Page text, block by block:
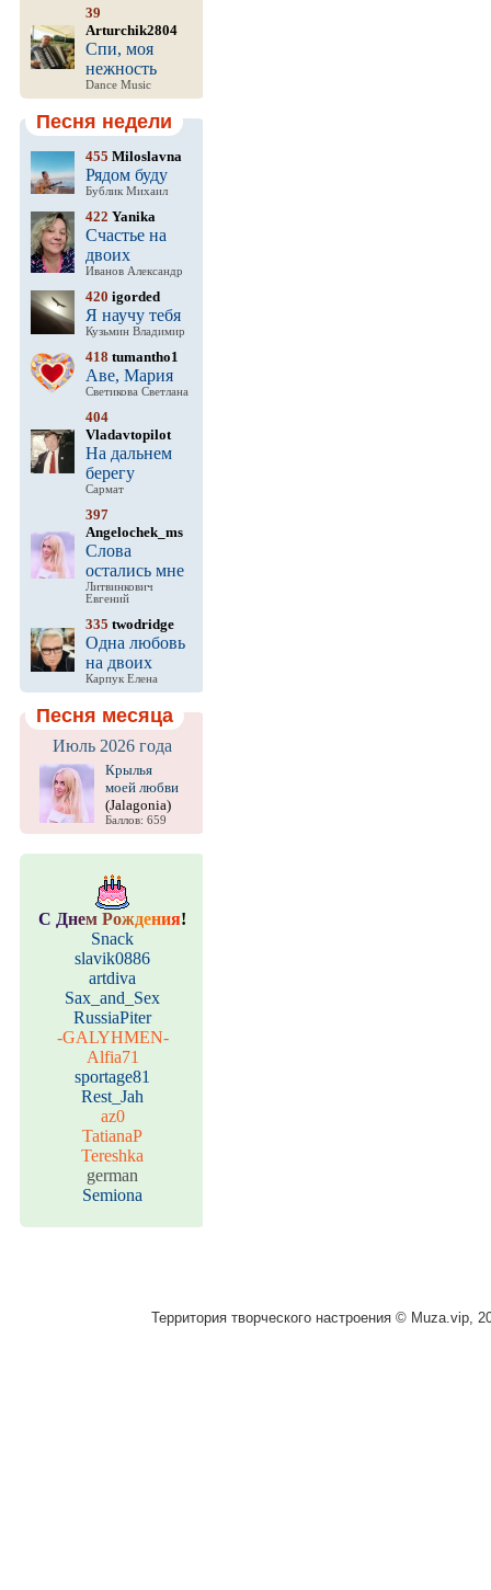
39
Arturchik2804
Спи, моя
нежность
Dance Music
Песня недели
455 Miloslavna
Рядом буду
Бублик Михаил
422 Yanika
Счастье на
двоих
Иванов Александр
420 igorded
Я научу тебя
Кузьмин Владимир
418 tumantho1
Аве, Мария
Светикова Светлана
404
Vladavtopilot
На дальнем
берегу
Сармат
397
Angelochek_ms
Слова
остались мне
Литвинкович
Евгений
335 twodridge
Одна любовь
на двоих
Карпук Елена
Песня месяца
Июль 2026 года
Крылья
моей любви
(Jalagonia)
Баллов: 659
С Днем Рождения!
Snack
slavik0886
artdiva
Sax_and_Sex
RussiaPiter
-GALYHMEN-
Alfia71
sportage81
Rest_Jah
az0
TatianaP
Tereshka
german
Semiona
Территория творческого настроения © Muza.vip,